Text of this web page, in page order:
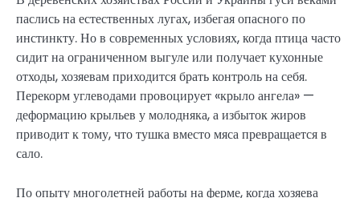
паслись на естественных лугах, избегая опасного по
инстинкту. Но в современных условиях, когда птица часто
сидит на ограниченном выгуле или получает кухонные
отходы, хозяевам приходится брать контроль на себя.
Перекорм углеводами провоцирует «крыло ангела» —
деформацию крыльев у молодняка, а избыток жиров
приводит к тому, что тушка вместо мяса превращается в
сало.
По опыту многолетней работы на ферме, когда хозяева